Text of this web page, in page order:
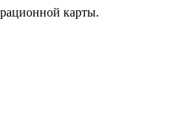
карты.